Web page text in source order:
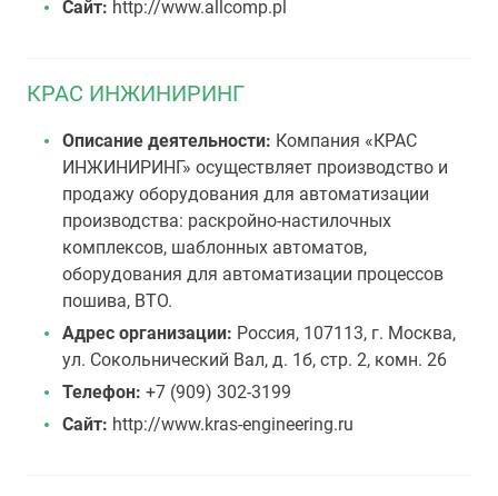
Сайт: http://www.allcomp.pl
КРАС ИНЖИНИРИНГ
Описание деятельности: Компания «КРАС
ИНЖИНИРИНГ» осуществляет производство и
продажу оборудования для автоматизации
производства: раскройно-настилочных
комплексов, шаблонных автоматов,
оборудования для автоматизации процессов
пошива, ВТО.
Адрес организации: Россия, 107113, г. Москва,
ул. Сокольнический Вал, д. 1б, стр. 2, комн. 26
Телефон: +7 (909) 302-3199
Сайт: http://www.kras-engineering.ru